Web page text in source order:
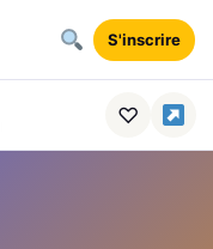
S'inscrire
♡